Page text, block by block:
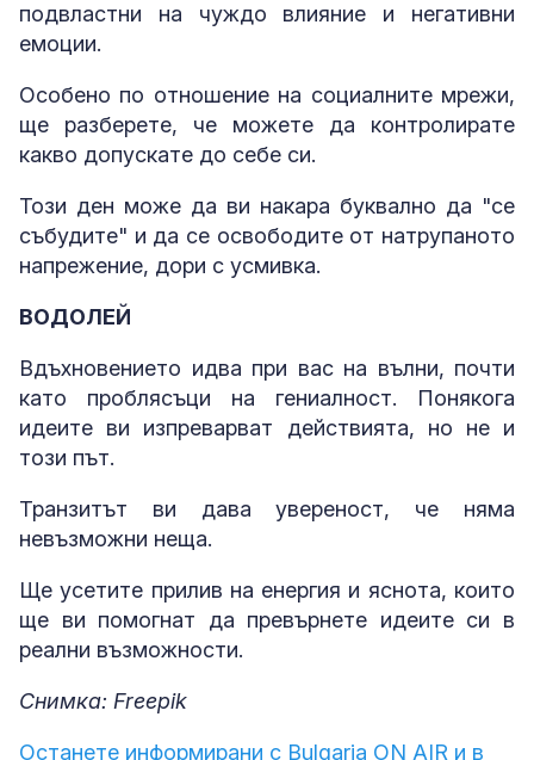
подвластни на чуждо влияние и негативни
емоции.
Особено по отношение на социалните мрежи,
ще разберете, че можете да контролирате
какво допускате до себе си.
Този ден може да ви накара буквално да "се
събудите" и да се освободите от натрупаното
напрежение, дори с усмивка.
ВОДОЛЕЙ
Вдъхновението идва при вас на вълни, почти
като проблясъци на гениалност. Понякога
идеите ви изпреварват действията, но не и
този път.
Транзитът ви дава увереност, че няма
невъзможни неща.
Ще усетите прилив на енергия и яснота, които
ще ви помогнат да превърнете идеите си в
реални възможности.
Снимка: Freepik
Останете информирани с Bulgaria ON AIR и в